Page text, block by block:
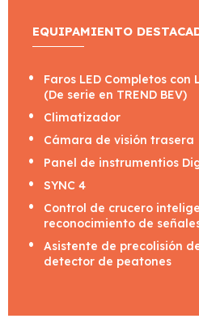
EQUIPAMIENTO
Faros LED Completos con
(De serie en TREND BEV)
Climatizador
Cámara de visión trasera
Panel de instrumentios
SYNC 4
Control de crucero
reconocimiento de
Asistente de precolisión
detector de peatones